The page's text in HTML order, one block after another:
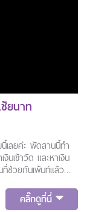
ยนาท
เลยค่ะ พัดสานนี้ทำ
เข้าวัด และหาเงิน
ช่วยกันเพ้นท์แล้วนำ
คลิ๊กดูที่นี่